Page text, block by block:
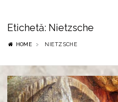
Etichetă: Nietzsche
HOME NIETZSCHE